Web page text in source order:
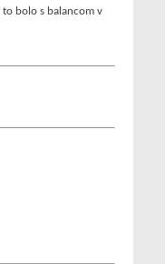
to bolo s balancom v